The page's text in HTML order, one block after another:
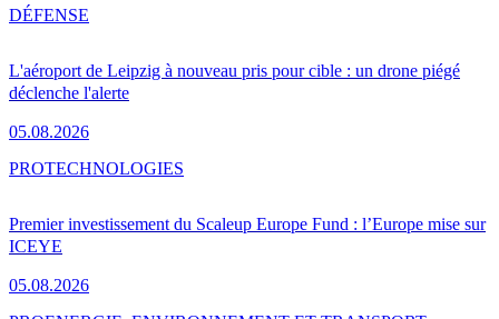
L'aéroport de Leipzig à nouveau pris pour cible : un drone piégé
déclenche l'alerte
05.08.2026
DÉFENSE
Premier investissement du Scaleup Europe Fund : l’Europe mise sur
ICEYE
05.08.2026
PROTECHNOLOGIES